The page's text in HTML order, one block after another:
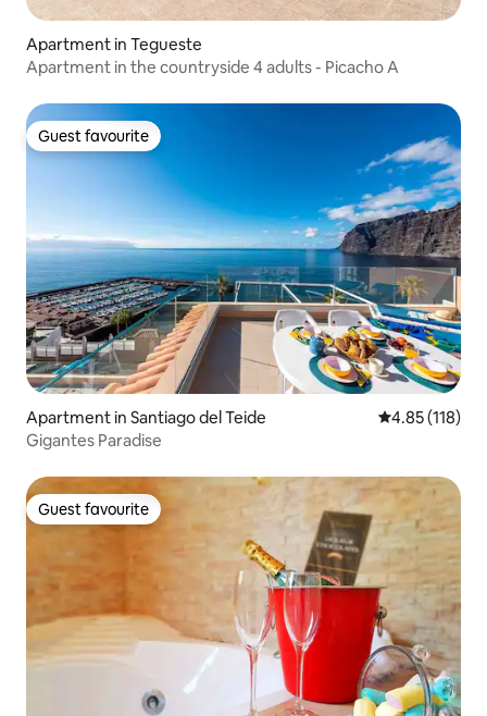
Apartment in Tegueste
Apartment in the countryside 4 adults - Picacho A
Guest favourite
Guest favourite
Apartment in Santiago del Teide 4.85 out of 5
4.85 (118)
Gigantes Paradise
Guest favourite
Guest favourite